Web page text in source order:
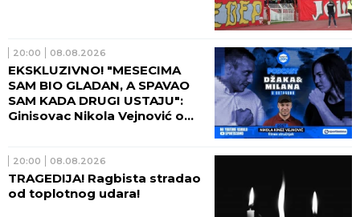
20:00 08.08.2026
EKSKLUZIVNO! "MESECIMA
SAM BIO GLADAN, A SPAVAO
SAM KADA DRUGI USTAJU":
Ginisovac Nikola Vejnović o
20:00 08.08.2026
TRAGEDIJA! Ragbista stradao
od toplotnog udara!